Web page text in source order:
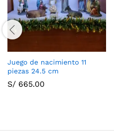
Juego de nacimiento 11
piezas 24.5 cm
S/ 665.00